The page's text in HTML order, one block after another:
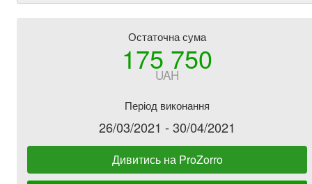
Остаточна сума
175 750
UAH
Період виконання
26/03/2021 - 30/04/2021
Дивитись на ProZorro